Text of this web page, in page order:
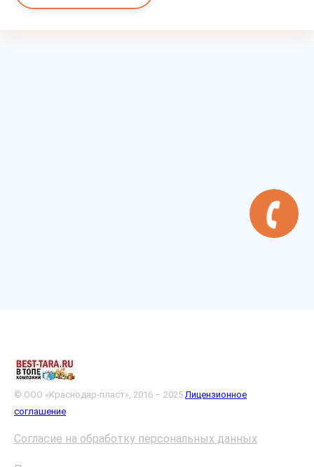
© ООО «Краснодар-пласт», 2016 – 2025 Лицензионное
соглашение
Согласие на обработку персональных данных